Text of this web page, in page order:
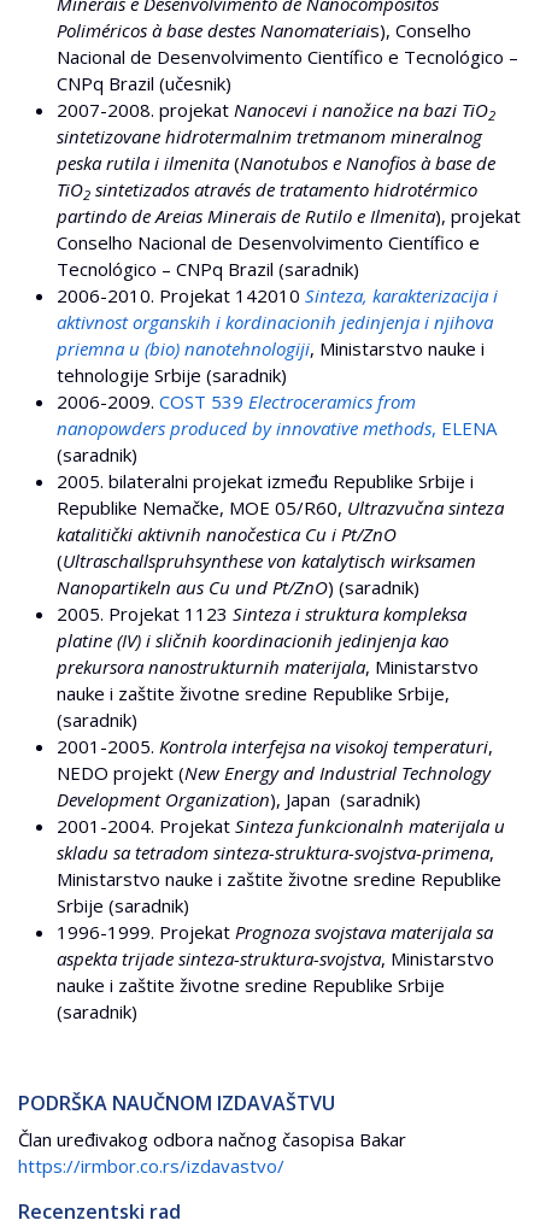
Poliméricos à base destes Nanomateriais), Conselho
Nacional de Desenvolvimento Científico e Tecnológico –
CNPq Brazil (učesnik)
2007-2008. projekat Nanocevi i nanožice na bazi TiO2
sintetizovane hidrotermalnim tretmanom mineralnog
peska rutila i ilmenita (Nanotubos e Nanofios à base de
TiO2 sintetizados através de tratamento hidrotérmico
partindo de Areias Minerais de Rutilo e Ilmenita), projekat
Conselho Nacional de Desenvolvimento Científico e
Tecnológico – CNPq Brazil (saradnik)
2006-2010. Projekat 142010 Sinteza, karakterizacija i
aktivnost organskih i kordinacionih jedinjenja i njihova
priemna u (bio) nanotehnologiji, Ministarstvo nauke i
tehnologije Srbije (saradnik)
2006-2009. COST 539 Electroceramics from
nanopowders produced by innovative methods, ELENA
(saradnik)
2005. bilateralni projekat između Republike Srbije i
Republike Nemačke, MOE 05/R60, Ultrazvučna sinteza
katalitički aktivnih nanočestica Cu i Pt/ZnO
(Ultraschallspruhsynthese von katalytisch wirksamen
Nanopartikeln aus Cu und Pt/ZnO) (saradnik)
2005. Projekat 1123 Sinteza i struktura kompleksa
platine (IV) i sličnih koordinacionih jedinjenja kao
prekursora nanostrukturnih materijala, Ministarstvo
nauke i zaštite životne sredine Republike Srbije,
(saradnik)
2001-2005. Kontrola interfejsa na visokoj temperaturi,
NEDO projekt (New Energy and Industrial Technology
Development Organization), Japan (saradnik)
2001-2004. Projekat Sinteza funkcionalnh materijala u
skladu sa tetradom sinteza-struktura-svojstva-primena,
Ministarstvo nauke i zaštite životne sredine Republike
Srbije (saradnik)
1996-1999. Projekat Prognoza svojstava materijala sa
aspekta trijade sinteza-struktura-svojstva, Ministarstvo
nauke i zaštite životne sredine Republike Srbije
(saradnik)
PODRŠKA NAUČNOM IZDAVAŠTVU
Član uređivakog odbora načnog časopisa Bakar
https://irmbor.co.rs/izdavastvo/
Recenzentski rad